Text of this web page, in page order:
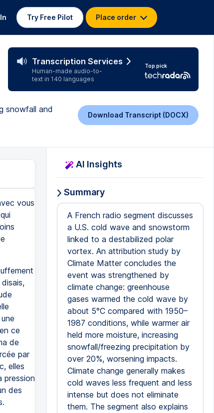
Try Free Pilot Place order
Transcription Services
Human-made audio-to-
text in 140 languages
Top pick
snowfall and
Download Transcript (DOCX)
vous
ce
de
par
elles
pression
des
AI Insights
Summary
A French radio segment discusses
a U.S. cold wave and snowstorm
linked to a destabilized polar
vortex. An attribution study by
Climate Matter concludes the
event was strengthened by
climate change: greenhouse
gases warmed the cold wave by
about 5°C compared with 1950–
1987 conditions, while warmer air
held more moisture, increasing
snowfall/freezing precipitation by
over 20%, worsening impacts.
Climate change generally makes
cold waves less frequent and less
intense but does not eliminate
them. The segment also explains